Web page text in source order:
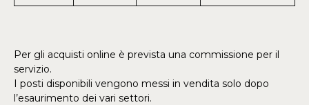
Per gli acquisti online è prevista una commissione per il
servizio.
I posti disponibili vengono messi in vendita solo dopo
l’esaurimento dei vari settori.